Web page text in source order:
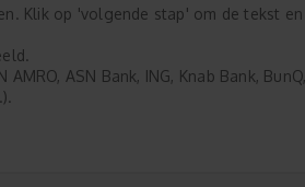
Klik op 'volgende stap' om de tekst
ASN Bank, ING, Knab Bank, BunQ,